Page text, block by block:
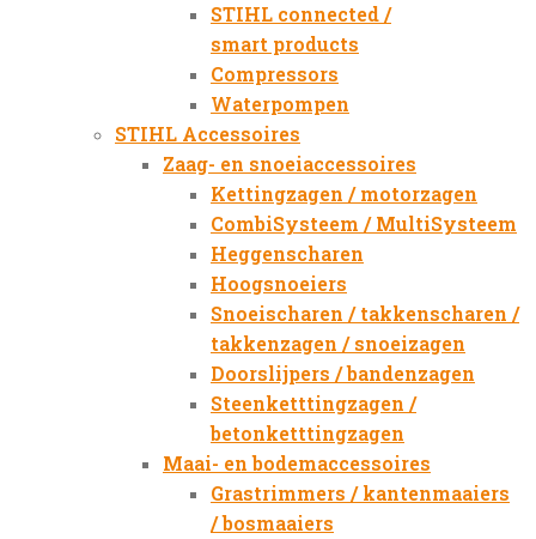
STIHL connected /
smart products
Compressors
Waterpompen
STIHL Accessoires
Zaag- en snoeiaccessoires
Kettingzagen / motorzagen
CombiSysteem / MultiSysteem
Heggenscharen
Hoogsnoeiers
Snoeischaren / takkenscharen /
takkenzagen / snoeizagen
Doorslijpers / bandenzagen
Steenketttingzagen /
betonketttingzagen
Maai- en bodemaccessoires
Grastrimmers / kantenmaaiers
/ bosmaaiers